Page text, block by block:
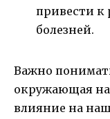
привести к
болезней.
Важно
окружающая
влияние на